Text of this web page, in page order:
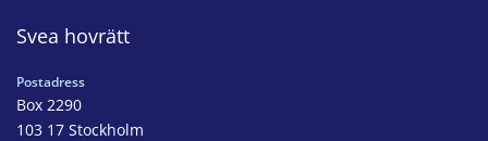
Svea hovrätt
Postadress
Box 2290
103 17 Stockholm